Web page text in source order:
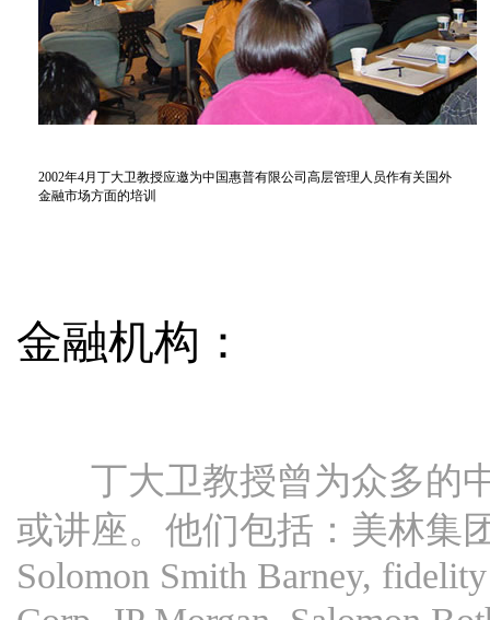
2002年4月丁大卫教授应邀为中国惠普有限公司高层管理人员作有关国外
金融市场方面的培训
金融机构：
丁大卫教授曾为众多的中
或讲座。他们包括：美林集
Solomon Smith Barney,